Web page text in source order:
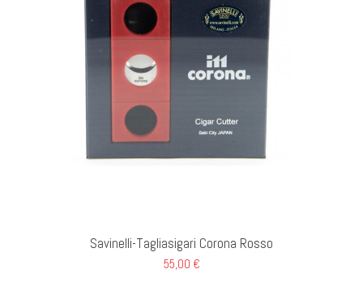
Savinelli-Tagliasigari Corona Rosso
55,00 €